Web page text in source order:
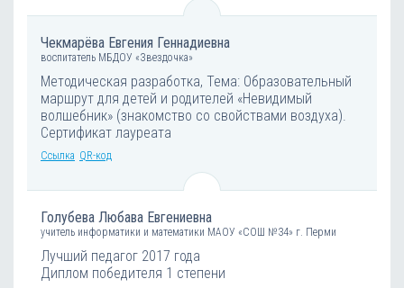
Чекмарёва Евгения Геннадиевна
воспитатель МБДОУ «Звездочка»
Методическая разработка, Тема: Образовательный
маршрут для детей и родителей «Невидимый
волшебник» (знакомство со свойствами воздуха).
Сертификат лауреата
Ссылка QR-код
Голубева Любава Евгениевна
учитель информатики и математики МАОУ «СОШ №34» г. Перми
Лучший педагог 2017 года
Диплом победителя 1 степени